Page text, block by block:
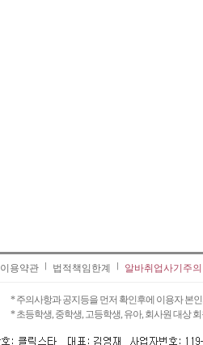
이용약관 법적책임한계 알바취업사기주의
* 주의사항과 공지등을 먼저 확인후에 이용자 본
* 초등학생, 중학생, 고등학생, 유아, 회사원 대상